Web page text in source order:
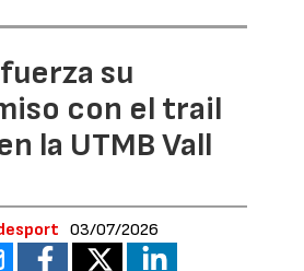
su
con el trail
la UTMB Vall
03/07/2026